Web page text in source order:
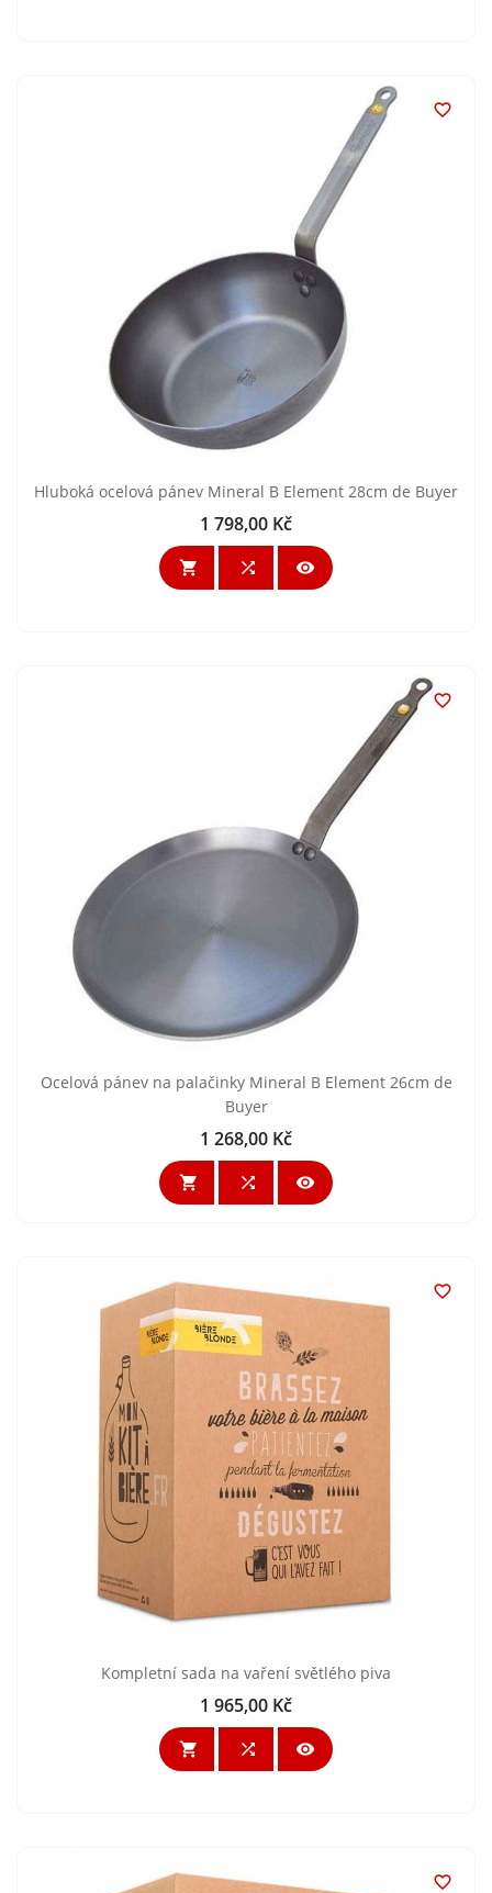

Hluboká ocelová pánev Mineral B Element 28cm de Buyer
Cena
1 798,00 Kč
  

Ocelová pánev na palačinky Mineral B Element 26cm de
Buyer
Cena
1 268,00 Kč
  

Kompletní sada na vaření světlého piva
Cena
1 965,00 Kč
  
